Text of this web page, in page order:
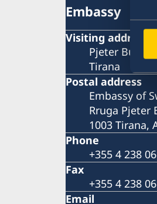
Embassy
Visiting address
Pjeter Budi
Tirana
Postal address
Embassy of
Rruga Pjeter
1003 Tirana,
Phone
+355 4 238
Fax
+355 4 238
Email